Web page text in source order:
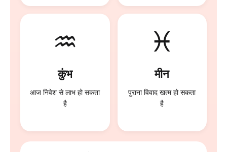
♒
कुंभ
आज धन लाभ होने की
संभावना है
♓
मीन
व्यापार में फायदा हो सकता है